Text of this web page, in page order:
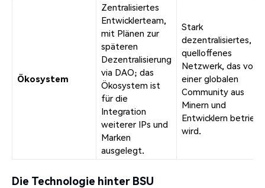
Ökosystem
Zentralisiertes
Entwicklerteam,
mit Plänen zur
späteren
Dezentralisierung
via DAO; das
Ökosystem ist
für die
Integration
weiterer IPs und
Marken
ausgelegt.
Stark
dezentralisiertes,
quelloffenes
Netzwerk, das von
einer globalen
Community aus
Minern und
Entwicklern
wird.
Die Technologie hinter BSU